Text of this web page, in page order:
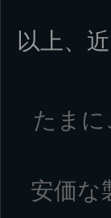
以上、
たま
安価な